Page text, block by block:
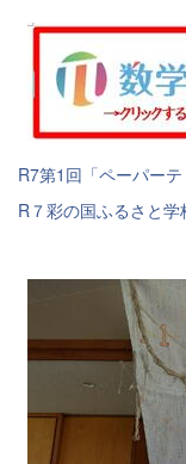
R7第1回「ペーパー
R７彩の国ふるさと